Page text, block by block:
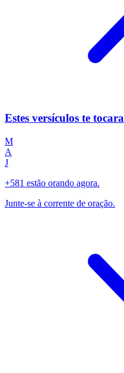
Estes versículos te
M
A
J
+581 estão orando agora.
Junte-se à corrente de oração.